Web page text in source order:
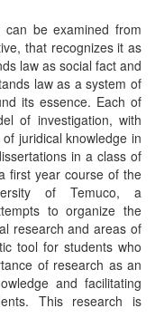
be examined from
that recognizes it as
law as social fact and
law as a system of
its essence. Each of
of investigation, with
juridical knowledge in
in a class of
first year course of the
of Temuco, a
to organize the
research and areas of
tool for students who
of research as an
and facilitating
This research is